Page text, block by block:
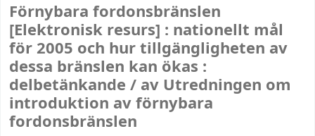
Förnybara fordonsbränslen
[Elektronisk resurs] : nationellt mål
för 2005 och hur tillgängligheten av
dessa bränslen kan ökas :
delbetänkande / av Utredningen om
introduktion av förnybara
fordonsbränslen